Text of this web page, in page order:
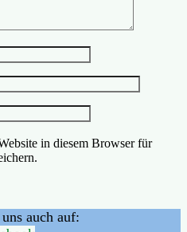
in diesem Browser für
auch auf: